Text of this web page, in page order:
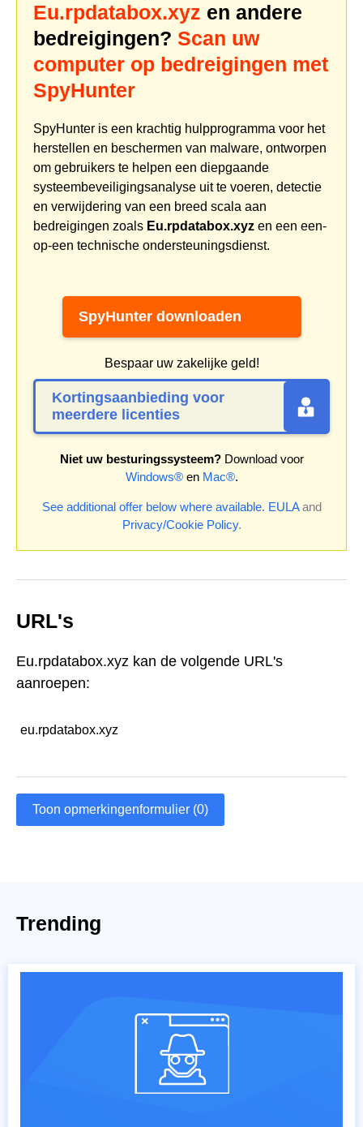
Eu.rpdatabox.xyz en andere
bedreigingen? Scan uw
computer op bedreigingen met
SpyHunter
SpyHunter is een krachtig hulpprogramma voor het
herstellen en beschermen van malware, ontworpen
om gebruikers te helpen een diepgaande
systeembeveiligingsanalyse uit te voeren, detectie
en verwijdering van een breed scala aan
bedreigingen zoals Eu.rpdatabox.xyz en een een-
op-een technische ondersteuningsdienst.
SpyHunter downloaden
Bespaar uw zakelijke geld!
Kortingsaanbieding voor
meerdere licenties
Niet uw besturingssysteem?Download voor
Windows®en Mac®.
See additional offer below where available. EULAand
Privacy/Cookie Policy.
URL's
Eu.rpdatabox.xyz kan de volgende URL's
aanroepen:
eu.rpdatabox.xyz
Toon opmerkingenformulier (0)
Trending